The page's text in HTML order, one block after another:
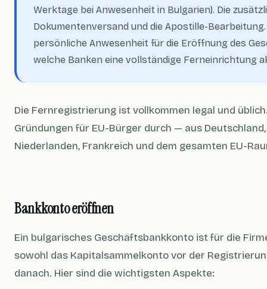
Werktage bei Anwesenheit in Bulgarien). Die
Dokumentenversand und die Apostille-
persönliche Anwesenheit für die Eröffnung des
welche Banken eine vollständige Ferneinrichtung
Die Fernregistrierung ist vollkommen legal und
Gründungen für EU-Bürger durch — aus
Niederlanden, Frankreich und dem gesamten EU-
Bankkonto eröffnen
Ein bulgarisches Geschäftsbankkonto ist für die
sowohl das Kapitalsammelkonto vor der
danach. Hier sind die wichtigsten Aspekte: